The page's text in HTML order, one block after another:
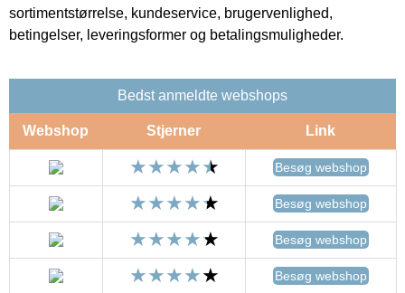
sortimentstørrelse, kundeservice, brugervenlighed,
betingelser, leveringsformer og betalingsmuligheder.
Bedst anmeldte webshops
Webshop Stjerner Link
Besøg webshop
Besøg webshop
Besøg webshop
Besøg webshop